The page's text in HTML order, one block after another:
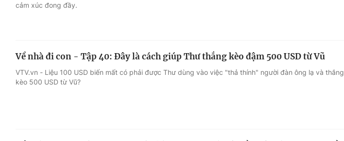
cảm xúc đong đầy.
Về nhà đi con - Tập 40: Đây là cách giúp Thư thắng kèo đậm 500 USD từ Vũ
VTV.vn - Liệu 100 USD biến mất có phải được Thư dùng vào việc "thả thính" người đàn ông lạ và thắng
kèo 500 USD từ Vũ?